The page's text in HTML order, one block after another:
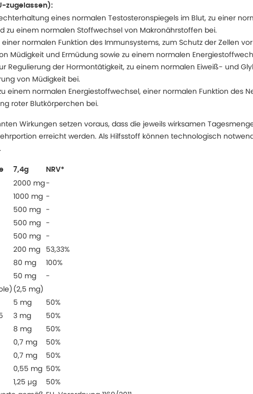
zugelassen):
eines normalen Testosteronspiegels im Blut, zu einer
zu einem normalen Stoffwechsel von Makronährstoffen bei.
einer normalen Funktion des Immunsystems, zum Schutz der Zellen
Müdigkeit und Ermüdung sowie zu einem normalen
Regulierung der Hormontätigkeit, zu einem normalen Eiweiß- und
von Müdigkeit bei.
einem normalen Energiestoffwechsel, einer normalen Funktion des
roter Blutkörperchen bei.
Wirkungen setzen voraus, dass die jeweils wirksamen
erreicht werden. Als Hilfsstoff können technologisch
7,4g NRV*
2000 mg-
1000 mg -
500 mg -
500 mg -
500 mg -
200 mg 53,33%
80 mg
100%
50 mg
-
(2,5 mg)
5 mg
50%
3 mg
50%
8 mg
50%
0,7 mg
50%
0,7 mg
50%
0,55 mg 50%
1,25 μg
50%